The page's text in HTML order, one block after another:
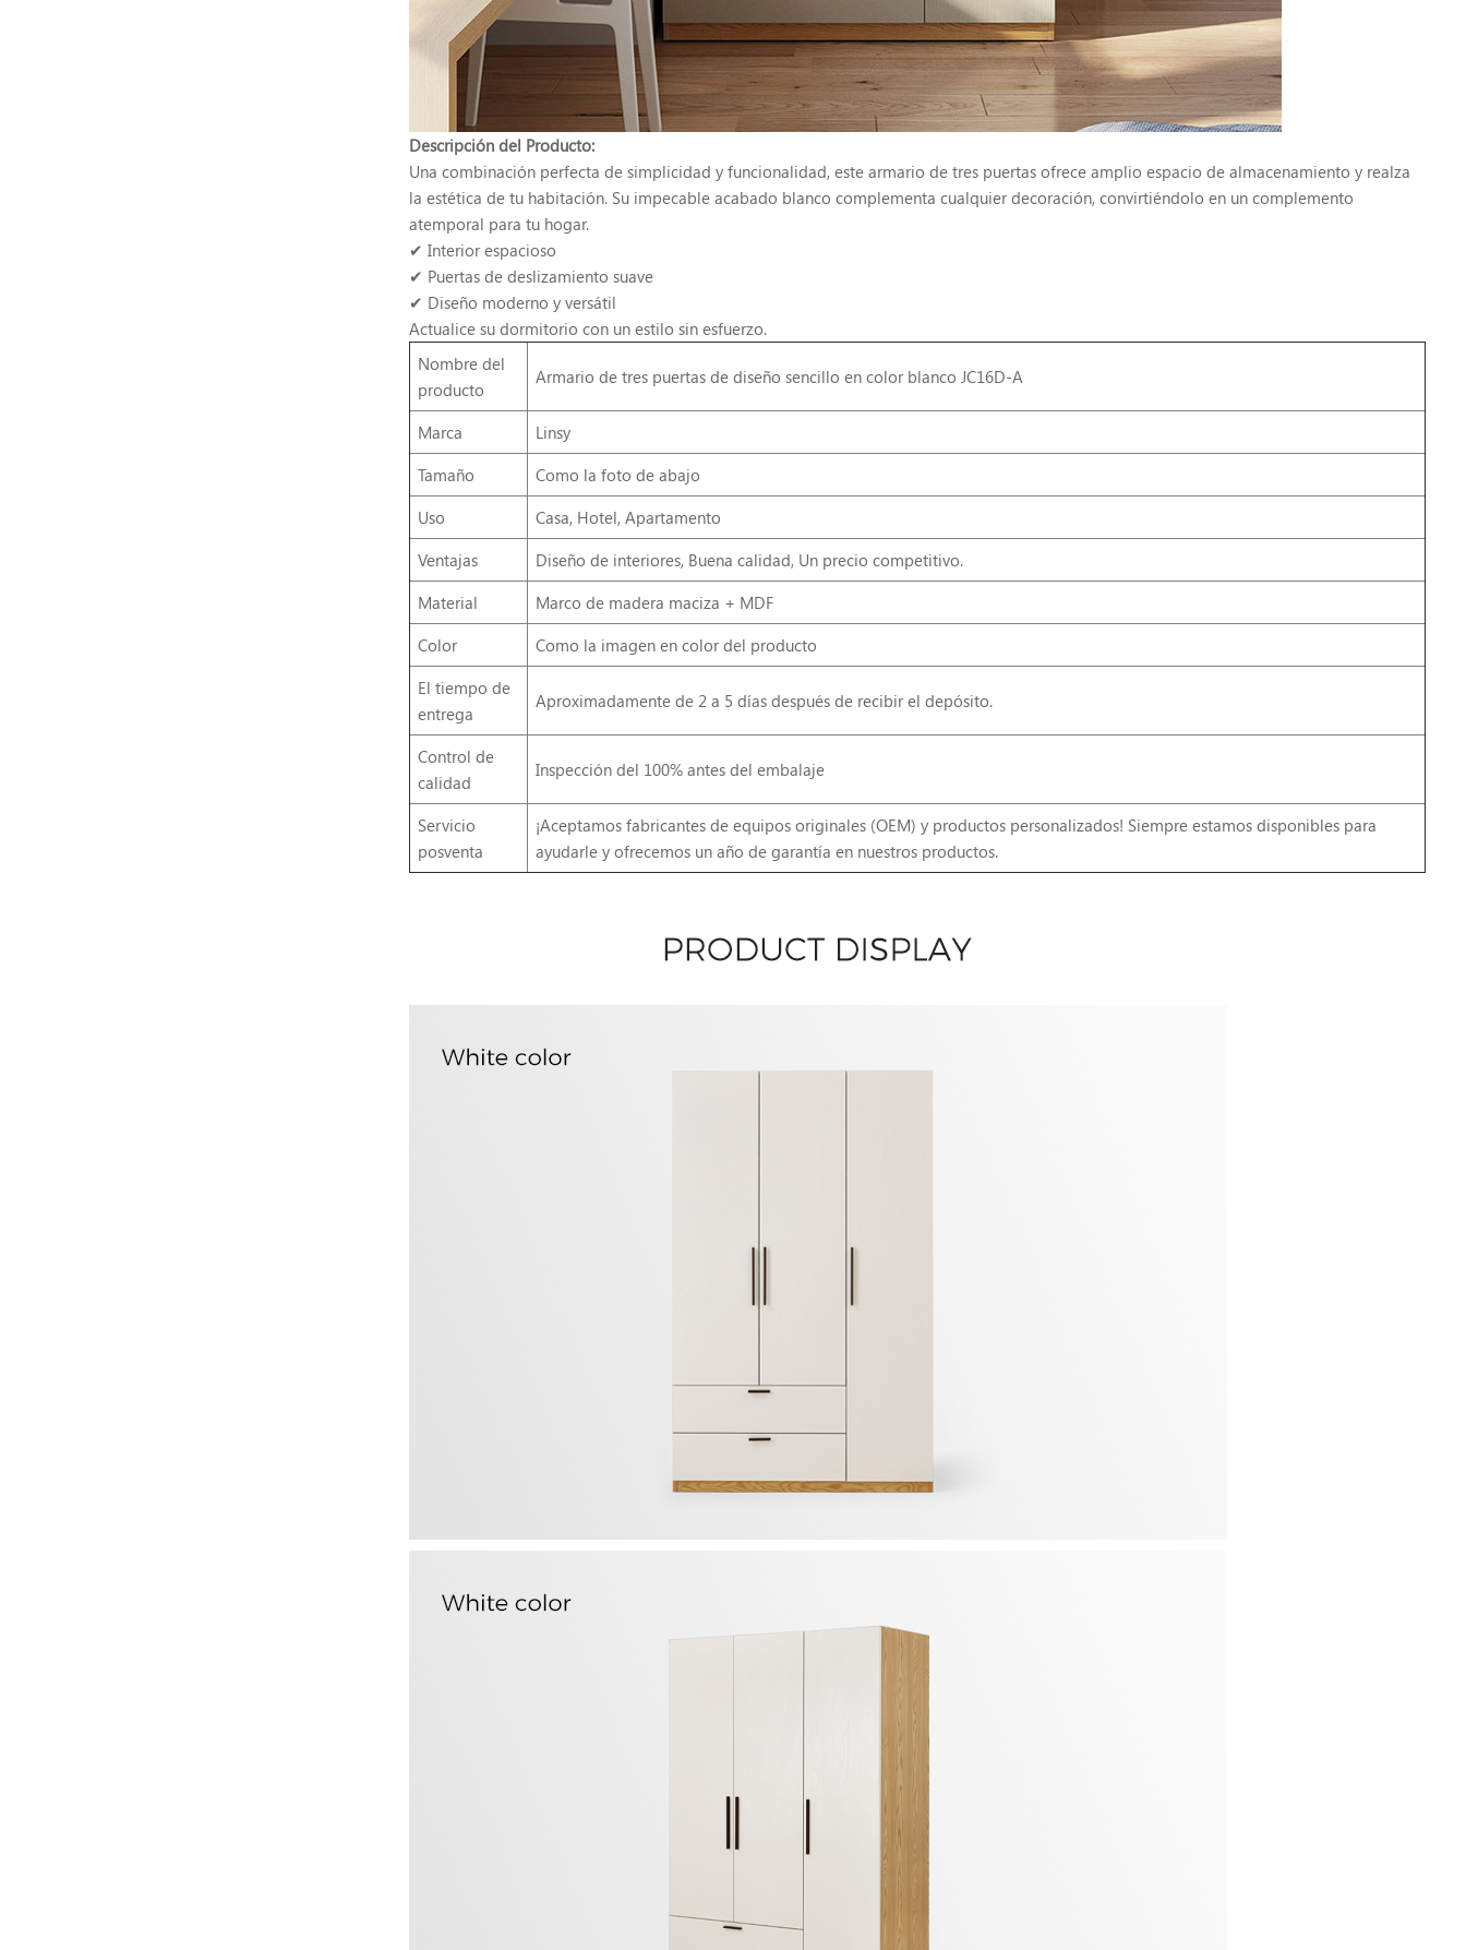
Descripción del Producto:
Una combinación perfecta de simplicidad y funcionalidad, este armario de tres puertas ofrece amplio espacio de almacenamiento y realza
la estética de tu habitación. Su impecable acabado blanco complementa cualquier decoración, convirtiéndolo en un complemento
atemporal para tu hogar.
✔ Interior espacioso
✔ Puertas de deslizamiento suave
✔ Diseño moderno y versátil
Actualice su dormitorio con un estilo sin esfuerzo.
Nombre del
producto
Armario de tres puertas de diseño sencillo en color blanco JC16D-A
Marca
Linsy
Tamaño
Como la foto de abajo
Uso
Casa, Hotel, Apartamento
Ventajas
Diseño de interiores, Buena calidad, Un precio competitivo.
Material
Marco de madera maciza + MDF
Color
Como la imagen en color del producto
El tiempo de
entrega
Aproximadamente de 2 a 5 días después de recibir el depósito.
Control de
calidad
Inspección del 100% antes del embalaje
Servicio
posventa
¡Aceptamos fabricantes de equipos originales (OEM) y productos personalizados! Siempre estamos disponibles para
ayudarle y ofrecemos un año de garantía en nuestros productos.